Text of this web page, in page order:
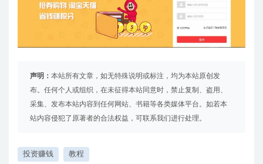
声明： 本站所有文章，如无特殊说明或标注，均为本站原创发
布。任何个人或组织，在未征得本站同意时，禁止复制、盗用、
采集、发布本站内容到任何网站、书籍等各类媒体平台。如若本
站内容侵犯了原著者的合法权益，可联系我们进行处理。
投资赚钱 教程